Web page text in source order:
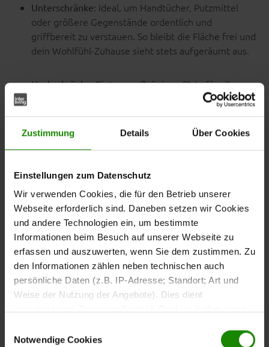
Zustimmung Details Über Cookies
Einstellungen zum Datenschutz
Wir verwenden Cookies, die für den Betrieb unserer
Webseite erforderlich sind. Daneben setzen wir Cookies
und andere Technologien ein, um bestimmte
Informationen beim Besuch auf unserer Webseite zu
erfassen und auszuwerten, wenn Sie dem zustimmen. Zu
den Informationen zählen neben technischen auch
persönliche Daten (z.B. IP-Adresse; Standort; Art und
Weise der Nutzung der Angebote). Dies dient
nutzen, indem sie Informationen sammeln und sie
Notwendige Cookies
Unterschränke: Ideal, um Handtücher, Putzmittel
oder größere Gegenstände ordentlich und
griffbereit zu verstauen. So bleibt die Fläche frei und
dein Wohlfühl-Zuhause sieht stets aufgeräumt aus.
Hochschränke:Bieten großzügigen Platz für alles,
was du gerne in Reichweite, aber nicht offen
sichtbar haben möchtest. Sie schaffen eine elegante
Lösung für mehr Stauraum ohne Unordnung.
sanftes und geräuschloses Schließen. Sie
ermöglichen dir einen bequemen Zugriff auf deine
Kosmetik- und Pflegeprodukte, damit du deinen
Morgen entspannt beginnen kannst.
Offene Regale:Die perfekte Bühne, um dekorative
Elemente oder häufig genutzte Dinge stilvoll zu
präsentieren. Sie verleihen deinem Badezimmer
eine persönliche Note und schaffen zugleich
praktische Ablageflächen.
Spiegelschränke: Vereinen praktischen Stauraum mit